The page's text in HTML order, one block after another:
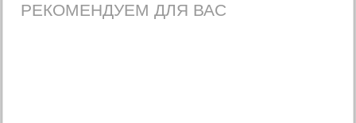
РЕКОМЕНДУЕМ ДЛЯ ВАС